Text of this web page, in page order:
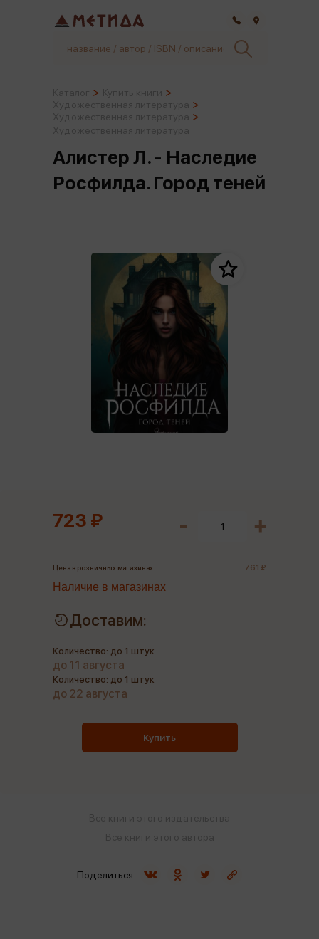
Алистер Л. - Наследие
Росфилда. Город теней
723 ₽
Цена в розничных магазинах: 761 ₽
Наличие в магазинах
Доставим:
Количество: до 1 штук
до 11 августа
Количество: до 1 штук
до 22 августа
Купить
Поделиться